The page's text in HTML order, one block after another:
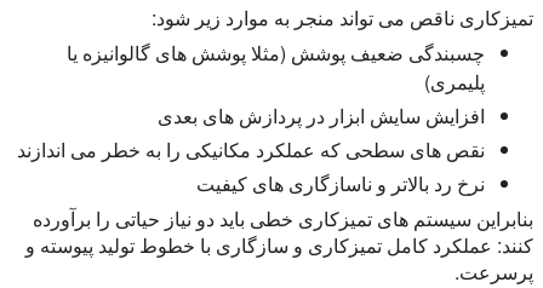
تمیزکاری ناقص می تواند منجر به موارد زیر شود:
چسبندگی ضعیف پوشش (مثلا پوشش های گالوانیزه یا
پلیمری)
افزایش سایش ابزار در پردازش های بعدی
نقص های سطحی که عملکرد مکانیکی را به خطر می اندازند
نرخ رد بالاتر و ناسازگاری های کیفیت
بنابراین سیستم های تمیزکاری خطی باید دو نیاز حیاتی را برآورده
کنند: عملکرد کامل تمیزکاری و سازگاری با خطوط تولید پیوسته و
پرسرعت.